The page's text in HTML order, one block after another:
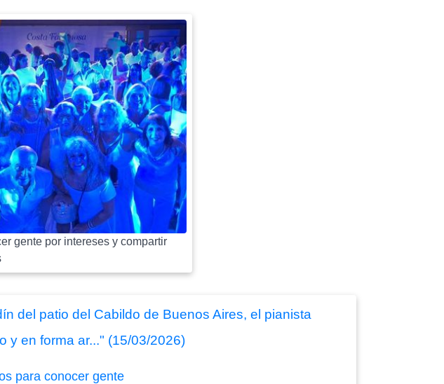
gente por intereses y compartir
del patio del Cabildo de Buenos Aires, el pianista
y en forma ar..." (15/03/2026)
para conocer gente